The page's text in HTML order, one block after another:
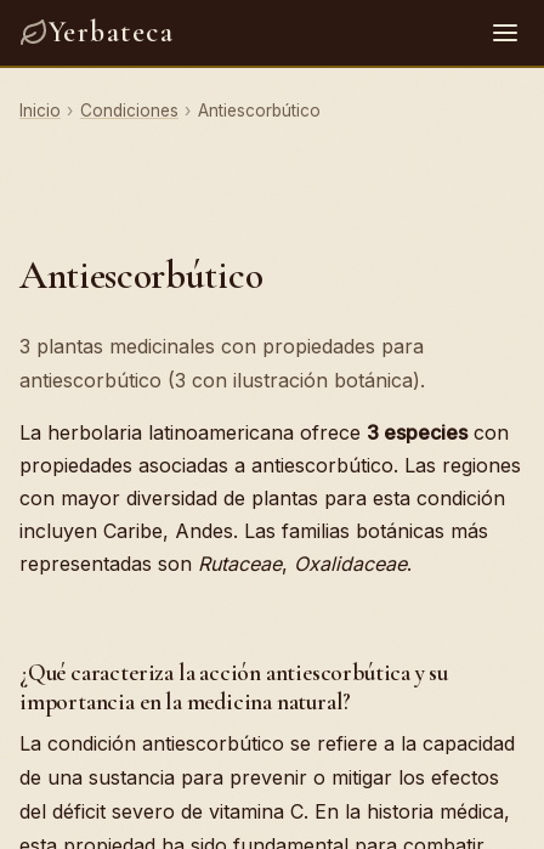
Yerbateca
Inicio › Condiciones › Antiescorbútico
Antiescorbútico
3 plantas medicinales con propiedades para
antiescorbútico (3 con ilustración botánica).
La herbolaria latinoamericana ofrece 3 especiescon
propiedades asociadas a antiescorbútico. Las regiones
con mayor diversidad de plantas para esta condición
incluyen Caribe, Andes. Las familias botánicas más
representadas son Rutaceae, Oxalidaceae.
¿Qué caracteriza la acción antiescorbútica y su
importancia en la medicina natural?
La condición antiescorbútico se refiere a la capacidad
de una sustancia para prevenir o mitigar los efectos
del déficit severo de vitamina C. En la historia médica,